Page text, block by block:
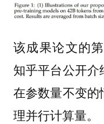
该成果论文的
知乎平台公开介
在参数量不变
理并行计算量。